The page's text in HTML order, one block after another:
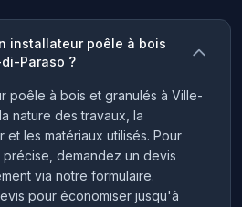
installateur poêle à bois
Paraso ?
poêle à bois et granulés à Ville-
nature des travaux, la
les matériaux utilisés. Pour
demandez un devis
via notre formulaire.
pour économiser jusqu'à